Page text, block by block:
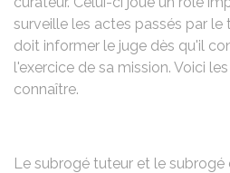
surveille les actes passés par le
doit informer le juge dès qu'il
l'exercice de sa mission. Voici
connaître.
Le subrogé tuteur et le